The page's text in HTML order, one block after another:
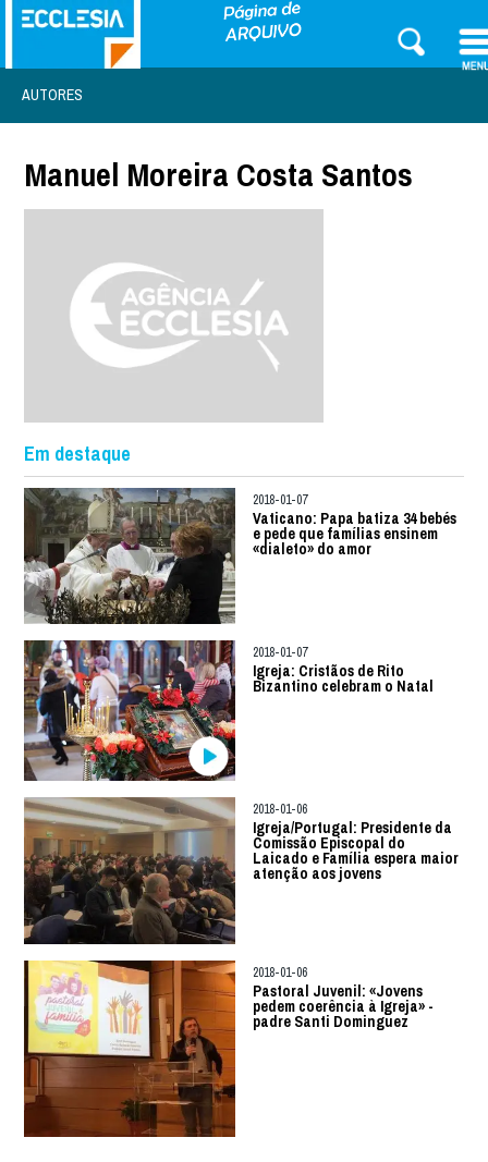
AUTORES
Manuel Moreira Costa Santos
Em destaque
2018-01-07
Vaticano: Papa batiza 34 bebés
e pede que famílias ensinem
«dialeto» do amor
2018-01-07
Igreja: Cristãos de Rito
Bizantino celebram o Natal
2018-01-06
Igreja/Portugal: Presidente da
Comissão Episcopal do
Laicado e Família espera maior
atenção aos jovens
2018-01-06
Pastoral Juvenil: «Jovens
pedem coerência à Igreja» -
padre Santi Dominguez